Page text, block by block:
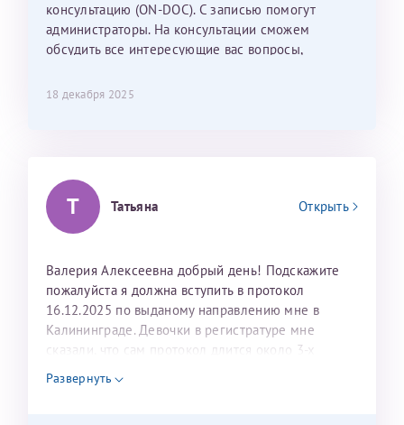
лёгкое и простое. Вообще в данной клинике весь
персонал очень вежливый и чуткий, прям приятно
находиться. Мы собираемся туда ещё за вторым
Рафаильевичу, нашему волшебнику, без каких либо
Репродуктологи
26 июля 2026
консультацию (ON-DOC). С записью помогут
администраторы. На консультации сможем
обсудить все интересующие вас вопросы,
18 декабря 2025
Т Татьяна Открыть
Валерия Алексеевна добрый день! Подскажите
пожалуйста я должна вступить в протокол
16.12.2025 по выданому направлению мне в
Калининграде. Девочки в регистратуре мне
сказали, что сам протокол длится около 3-х
недель и 3 недели я должна находится в Питере.
Можно мне новый год провести в Калининграде и
Развернуть